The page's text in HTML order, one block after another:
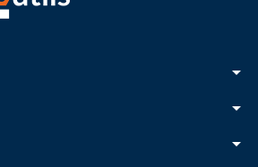
arrow_drop_down
arrow_drop_down
arrow_drop_down